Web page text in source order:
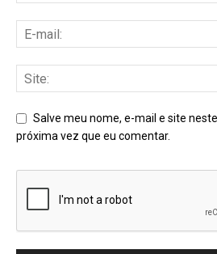
Salve meu nome, e-mail e site
próxima vez que eu comentar.